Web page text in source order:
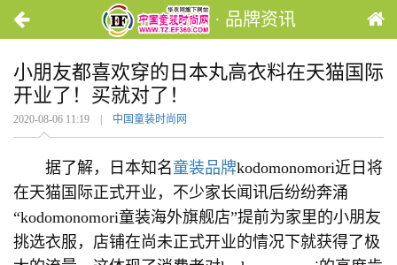
· 品牌资讯
小朋友都喜欢穿的日本丸高衣料在天猫国际
开业了！买就对了！
2020-08-06 11:19 | 中国童装时尚网
据了解，日本知名童装品牌kodomonomori近日将
在天猫国际正式开业，不少家长闻讯后纷纷奔涌
“kodomonomori童装海外旗舰店”提前为家里的小朋友
挑选衣服，店铺在尚未正式开业的情况下就获得了极